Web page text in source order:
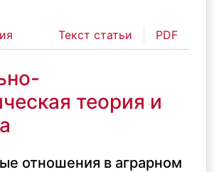
Текст статьи PDF
теория и
отношения в аграрном